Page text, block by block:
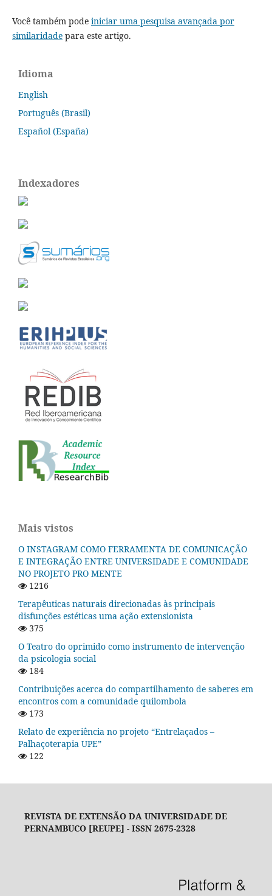
Você também pode iniciar uma pesquisa avançada por
similaridadepara este artigo.
Idioma
English
Português (Brasil)
Español (España)
Indexadores
Mais vistos
O INSTAGRAM COMO FERRAMENTA DE COMUNICAÇÃO
E INTEGRAÇÃO ENTRE UNIVERSIDADE E COMUNIDADE
NO PROJETO PRO MENTE
1216
Terapêuticas naturais direcionadas às principais
disfunções estéticas uma ação extensionista
375
O Teatro do oprimido como instrumento de intervenção
da psicologia social
184
Contribuições acerca do compartilhamento de saberes em
encontros com a comunidade quilombola
173
Relato de experiência no projeto “Entrelaçados –
Palhaçoterapia UPE”
122
REVISTA DE EXTENSÃO DA UNIVERSIDADE DE
PERNAMBUCO [REUPE] - ISSN 2675-2328